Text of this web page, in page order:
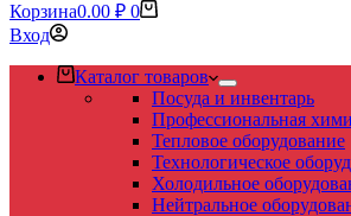
Корзина0.00 ₽ 0
Вход
Каталог товаров
Посуда и инвентарь
Профессиональная
Тепловое оборудование
Технологическое
Холодильное
Нейтральное